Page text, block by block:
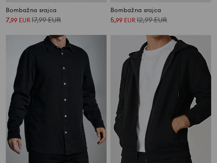
Bombažna srajca
7,99 EUR17,99EUR
Bombažna srajca
5,99 EUR12,99EUR